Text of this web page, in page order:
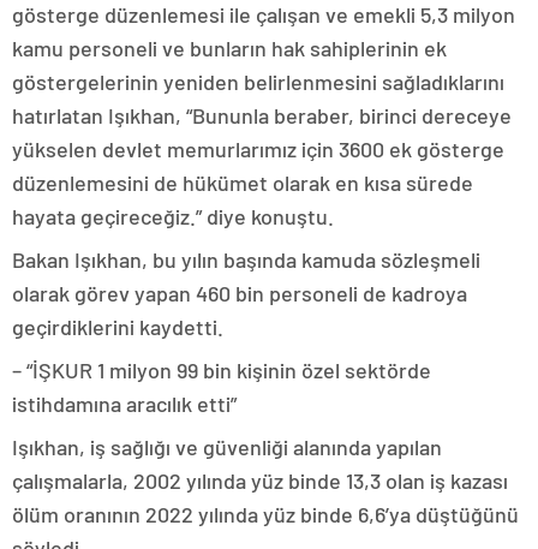
gösterge düzenlemesi ile çalışan ve emekli 5,3 milyon
kamu personeli ve bunların hak sahiplerinin ek
göstergelerinin yeniden belirlenmesini sağladıklarını
hatırlatan Işıkhan, “Bununla beraber, birinci dereceye
yükselen devlet memurlarımız için 3600 ek gösterge
düzenlemesini de hükümet olarak en kısa sürede
hayata geçireceğiz.” diye konuştu.
Bakan Işıkhan, bu yılın başında kamuda sözleşmeli
olarak görev yapan 460 bin personeli de kadroya
geçirdiklerini kaydetti.
– “İŞKUR 1 milyon 99 bin kişinin özel sektörde
istihdamına aracılık etti”
Işıkhan, iş sağlığı ve güvenliği alanında yapılan
çalışmalarla, 2002 yılında yüz binde 13,3 olan iş kazası
ölüm oranının 2022 yılında yüz binde 6,6’ya düştüğünü